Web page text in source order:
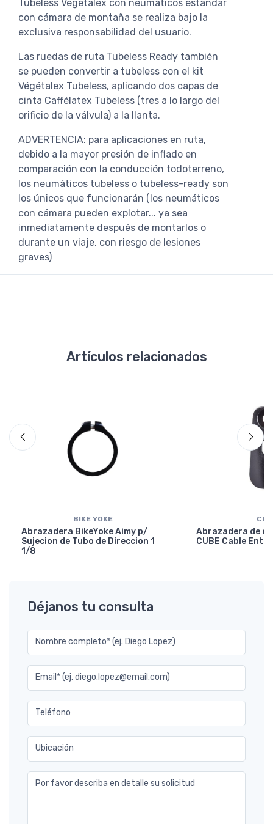
Tubeless Végétalex con neumáticos estándar
con cámara de montaña se realiza bajo la
exclusiva responsabilidad del usuario.
Las ruedas de ruta Tubeless Ready también
se pueden convertir a tubeless con el kit
Végétalex Tubeless, aplicando dos capas de
cinta Caffélatex Tubeless (tres a lo largo del
orificio de la válvula) a la llanta.
ADVERTENCIA: para aplicaciones en ruta,
debido a la mayor presión de inflado en
comparación con la conducción todoterreno,
los neumáticos tubeless o tubeless-ready son
los únicos que funcionarán (los neumáticos
con cámara pueden explotar... ya sea
inmediatamente después de montarlos o
durante un viaje, con riesgo de lesiones
graves)
Artículos relacionados
BIKE YOKE
Abrazadera BikeYoke Aimy p/
Sujecion de Tubo de Direccion 1
1/8
Abrazadera de
CUBE Cable
Déjanos tu consulta
Nombre completo* (ej. Diego Lopez)
Email* (ej. diego.lopez@email.com)
Teléfono
Ubicación
Por favor describa en detalle su solicitud